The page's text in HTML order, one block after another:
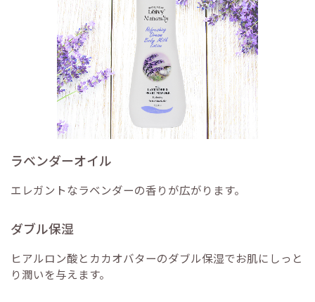
ラベンダーオイル
エレガントなラベンダーの香りが広がります。
ダブル保湿
ヒアルロン酸とカカオバターのダブル保湿でお肌にしっと
り潤いを与えます。